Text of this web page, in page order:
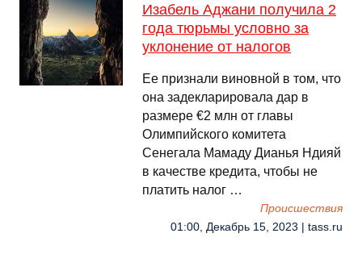
Изабель Аджани получила 2
года тюрьмы условно за
уклонение от налогов
Ее признали виновной в том, что
она задекларировала дар в
размере €2 млн от главы
Олимпийского комитета
Сенегала Мамаду Дианья Ндияй
в качестве кредита, чтобы не
платить налог …
Происшествия
01:00, Декабрь 15, 2023 | tass.ru